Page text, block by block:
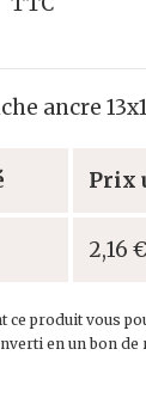
ancre
Prix
2,16 €
ce produit vous
en un bon de